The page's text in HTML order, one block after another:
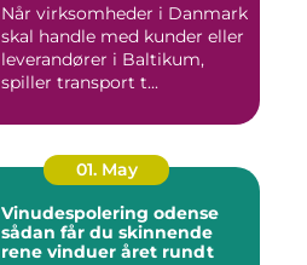
Når virksomheder i Danmark
skal handle med kunder eller
leverandører i Baltikum,
spiller transport t...
01. May
Vinudespolering odense
sådan får du skinnende
rene vinduer året rundt